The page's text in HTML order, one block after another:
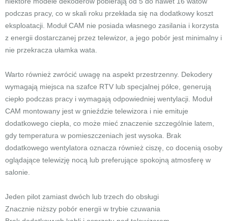
podczas pracy, co w skali roku przekłada się na dodatkowy koszt
eksploatacji. Moduł CAM nie posiada własnego zasilania i korzysta
z energii dostarczanej przez telewizor, a jego pobór jest minimalny i
nie przekracza ułamka wata.
Warto również zwrócić uwagę na aspekt przestrzenny. Dekodery
wymagają miejsca na szafce RTV lub specjalnej półce, generują
ciepło podczas pracy i wymagają odpowiedniej wentylacji. Moduł
CAM montowany jest w gnieździe telewizora i nie emituje
dodatkowego ciepła, co może mieć znaczenie szczególnie latem,
gdy temperatura w pomieszczeniach jest wysoka. Brak
dodatkowego wentylatora oznacza również ciszę, co docenią osoby
oglądające telewizję nocą lub preferujące spokojną atmosferę w
salonie.
Jeden pilot zamiast dwóch lub trzech do obsługi
Znacznie niższy pobór energii w trybie czuwania